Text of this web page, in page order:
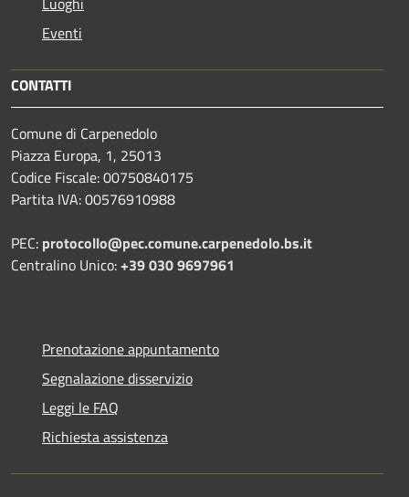
Eventi
CONTATTI
Comune di Carpenedolo
Piazza Europa, 1, 25013
Codice Fiscale: 00750840175
Partita IVA: 00576910988
PEC: protocollo@pec.comune.carpenedolo.bs.it
Centralino Unico:+39 030 9697961
Prenotazione appuntamento
Segnalazione disservizio
Leggi le FAQ
Richiesta assistenza